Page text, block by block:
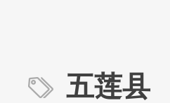
五莲县